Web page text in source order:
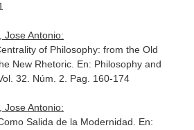
Jose Antonio:
of Philosophy: from the Old
New Rhetoric. En: Philosophy and
32. Núm. 2. Pag. 160-174
Jose Antonio:
Salida de la Modernidad. En: